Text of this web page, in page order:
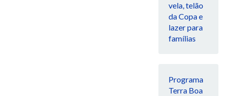
vela, telão
da Copa e
lazer para
famílias
Programa
Terra Boa